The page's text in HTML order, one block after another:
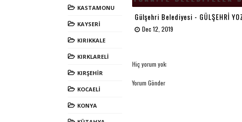
KASTAMONU
KAYSERİ
KIRIKKALE
KIRKLARELİ
KIRŞEHİR
KOCAELİ
KONYA
Gülşehri Belediyesi - GÜLŞEHRİ
Dec 12, 2019
Hiç yorum yok:
Yorum Gönder